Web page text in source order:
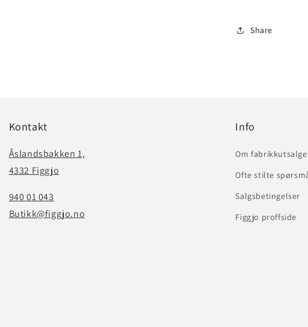
Share
Kontakt
Åslandsbakken 1,
4332 Figgjo
940 01 043
Butikk@figgjo.no
Info
Om
Ofte stilte
Salgsbetingelser
Figgjo proffside